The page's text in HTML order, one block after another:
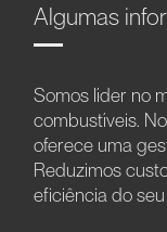
Algumas
Somos líder no
combustíveis.
oferece uma
Reduzimos
eficiência do